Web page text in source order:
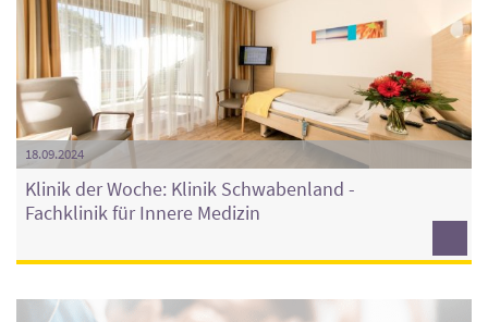
18.09.2024
Klinik der Woche: Klinik Schwabenland -
Fachklinik für Innere Medizin